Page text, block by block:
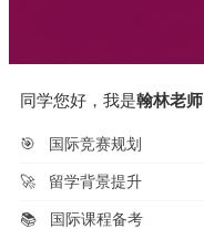
同学您好，我是翰林老师
🎯 国际竞赛规划
🚀 留学背景提升
📚 国际课程备考